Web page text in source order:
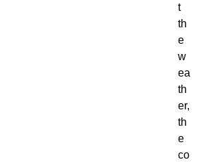
t
th
e
w
ea
th
er,
th
e
co